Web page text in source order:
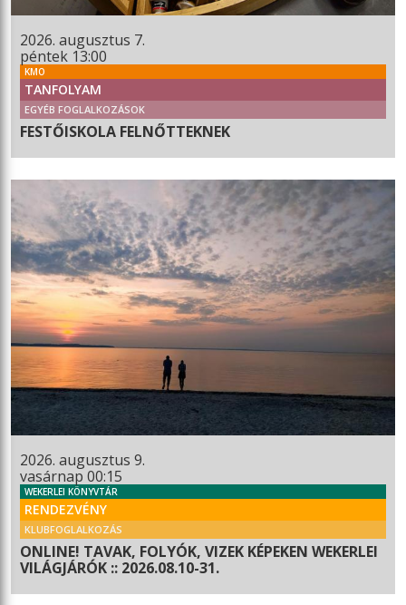
2026. augusztus 7.
péntek 13:00
KMO
TANFOLYAM
EGYÉB FOGLALKOZÁSOK
FESTŐISKOLA FELNŐTTEKNEK
2026. augusztus 9.
vasárnap 00:15
WEKERLEI KÖNYVTÁR
RENDEZVÉNY
KLUBFOGLALKOZÁS
ONLINE! TAVAK, FOLYÓK, VIZEK KÉPEKEN WEKERLEI
VILÁGJÁRÓK :: 2026.08.10-31.